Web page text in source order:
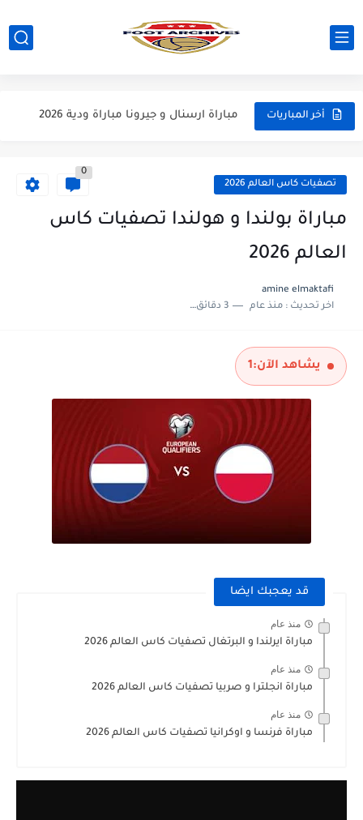
أخر المباريات مباراة ارسنال و جيرونا مباراة ودية 2026
مباراة برشلونة و بيرمنغهام مباراة ودية 2026
تصفيات كاس العالم 2026
0
مباراة بولندا و هولندا تصفيات كاس
العالم 2026
amine elmaktafi
اخر تحديث :منذ عام 3 دقائق للقراءة
يشاهد الآن:1
قد يعجبك ايضا
منذ عام
مباراة ايرلندا و البرتغال تصفيات كاس العالم 2026
منذ عام
مباراة انجلترا و صربيا تصفيات كاس العالم 2026
منذ عام
مباراة فرنسا و اوكرانيا تصفيات كاس العالم 2026